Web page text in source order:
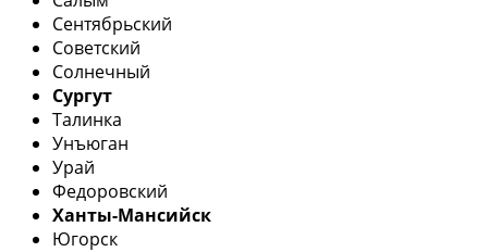
Сентябрьский
Советский
Солнечный
Сургут
Талинка
Унъюган
Урай
Федоровский
Ханты-Мансийск
Югорск